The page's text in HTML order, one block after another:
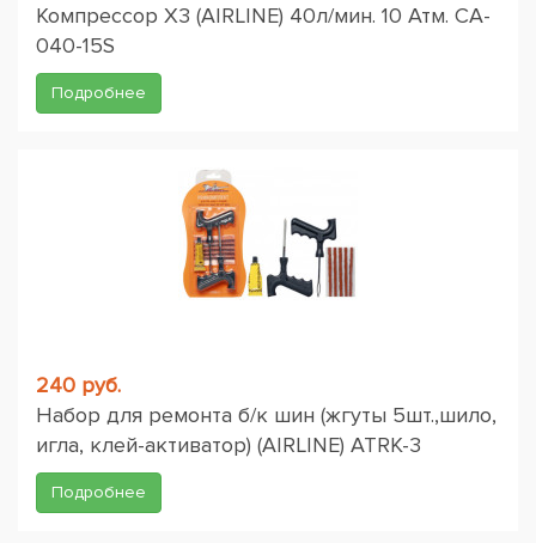
Компрессор X3 (AIRLINE) 40л/мин. 10 Атм. CA-
040-15S
Подробнее
240 руб.
Набор для ремонта б/к шин (жгуты 5шт.,шило,
игла, клей-активатор) (AIRLINE) ATRK-3
Подробнее